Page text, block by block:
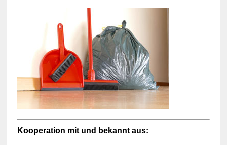
Kooperation mit und bekannt aus: